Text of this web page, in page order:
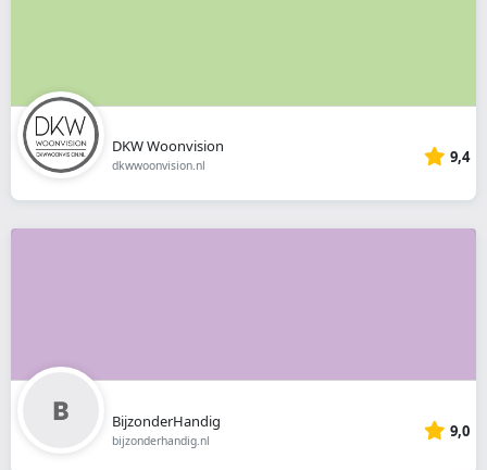
DKW Woonvision
dkwwoonvision.nl 9,4
BijzonderHandig
bijzonderhandig.nl 9,0